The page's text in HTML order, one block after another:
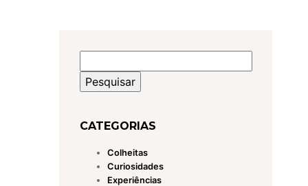
por:
CATEGORIAS
Colheitas
Curiosidades
Experiências